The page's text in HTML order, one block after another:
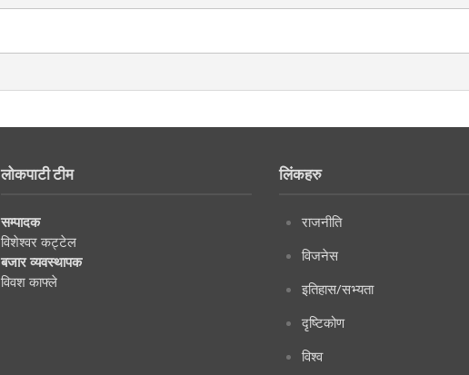
लोकपाटी टीम
सम्पादक
विशेश्वर कट्टेल
बजार व्यवस्थापक
विवश काफ्ले
लिंकहरु
राजनीति
विजनेस
इतिहास/सभ्यता
दृष्टिकोण
विश्व